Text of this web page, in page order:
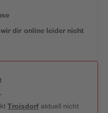
dir online leider nicht
Troisdorfaktuell nicht